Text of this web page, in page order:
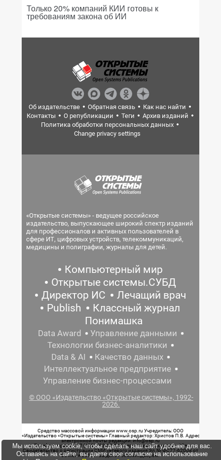
Только 20% компаний КИИ готовы к
требованиям закона об ИИ
Об издательстве Обратная связь
Как нас найти
Контакты
О републикации Теги
Архив изданий
Политика обработки персональных данных
Change privacy settings
«Открытые системы» - ведущее российское
издательство, выпускающее широкий спектр изданий
для профессионалов и активных пользователей в
сфере ИТ, цифровых устройств, телекоммуникаций,
медицины и полиграфии, журналы для детей.
Компьютерный мир
Открытые системы.СУБД
Директор ИС
Лечащий врач
Publish
Классный журнал
Понимашка
Data Award
Управление данными
Технологии бизнес-аналитики
Data & AI
Качество данных
Интеллектуальное предприятие
Управление бизнес-процессами
© ООО «Издательство «Открытые системы», 1992-
2026.
Средство массовой информации www.osp.ru Учредитель: ООО
«Издательство «Открытые системы» Главный редактор: Христов П.В. Адрес
электронной почты редакции: info@osp.ru
Телефон редакции: 7 (499) 703-18-54 Возрастная маркировка: 12+
Свидетельство о регистрации СМИ сетевого издания Эл.№ ФС77-62008 от
05 июня 2015 г. выдано Роскомнадзором.
Мы используем cookie, чтобы сделать наш сайт удобнее для вас.
Оставаясь на сайте, вы даете свое согласие на использование